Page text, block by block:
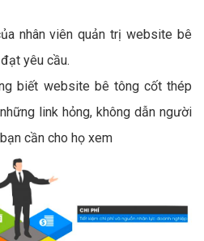
nhân viên quản trị website bê
yêu cầu.
biết website bê tông cốt thép
link hỏng, không dẫn người
cần cho họ xem